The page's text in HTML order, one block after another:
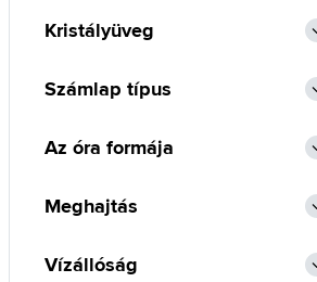
Kristályüveg
Számlap típus
Az óra formája
Meghajtás
Vízállóság